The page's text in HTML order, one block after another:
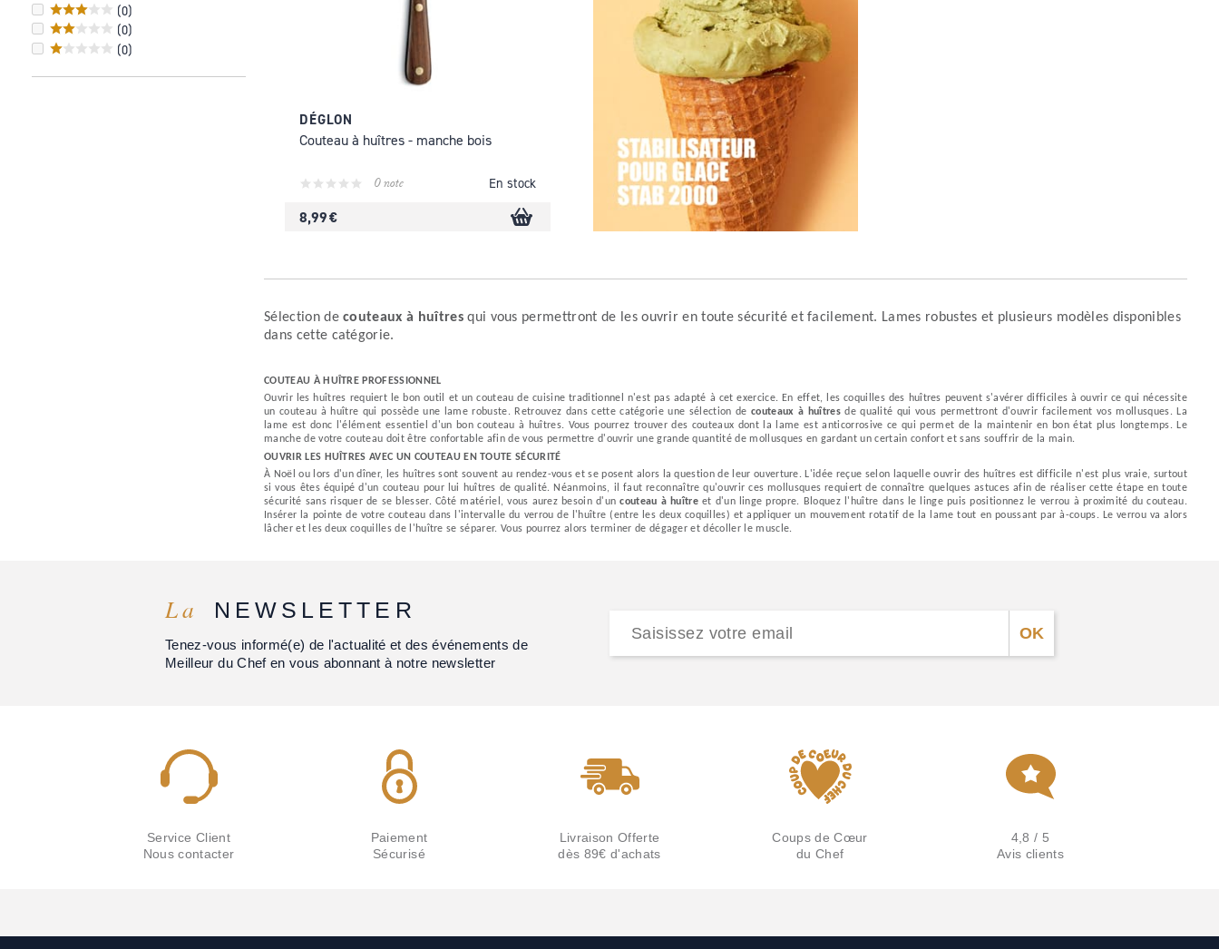
(0)
(0)
(0)
Sélection decouteaux à huîtresqui vous permettront de les ouvrir en toute sécurité et facilement. Lames robustes et plusieurs modèles disponibles
dans cette catégorie.
COUTEAU À HUÎTRE PROFESSIONNEL
Ouvrir les huîtres requiert le bon outil et un couteau de cuisine traditionnel n'est pas adapté à cet exercice. En effet, les coquilles des huîtres peuvent s'avérer difficiles à ouvrir ce qui nécessite
un couteau à huître qui possède une lame robuste. Retrouvez dans cette catégorie une sélection decouteaux à huîtresde qualité qui vous permettront d'ouvrir facilement vos mollusques. La
lame est donc l'élément essentiel d'un bon couteau à huîtres. Vous pourrez trouver des couteaux dont la lame est anticorrosive ce qui permet de la maintenir en bon état plus longtemps. Le
manche de votre couteau doit être confortable afin de vous permettre d'ouvrir une grande quantité de mollusques en gardant un certain confort et sans souffrir de la main.
OUVRIR LES HUÎTRES AVEC UN COUTEAU EN TOUTE SÉCURITÉ
À Noël ou lors d'un dîner, les huîtres sont souvent au rendez-vous et se posent alors la question de leur ouverture. L'idée reçue selon laquelle ouvrir des huîtres est difficile n'est plus vraie, surtout
si vous êtes équipé d'un couteau pour lui huîtres de qualité. Néanmoins, il faut reconnaître qu'ouvrir ces mollusques requiert de connaître quelques astuces afin de réaliser cette étape en toute
sécurité sans risquer de se blesser. Côté matériel, vous aurez besoin d'uncouteau à huîtreet d'un linge propre. Bloquez l'huître dans le linge puis positionnez le verrou à proximité du couteau.
Insérer la pointe de votre couteau dans l'intervalle du verrou de l'huître (entre les deux coquilles) et appliquer un mouvement rotatif de la lame tout en poussant par à-coups. Le verrou va alors
lâcher et les deux coquilles de l'huître se séparer. Vous pourrez alors terminer de dégager et décoller le muscle.
DÉGLON
Couteau à huîtres - manche bois
0 note En stock
8,99 €
La NEWSLETTER
Tenez-vous informé(e) de l'actualité et des événements de
Meilleur du Chef en vous abonnant à notre newsletter
Service Client
Nous contacter
Paiement
Sécurisé
Livraison Offerte
dès 89€ d'achats
Coups de Cœur
du Chef
4,8 / 5
Avis clients